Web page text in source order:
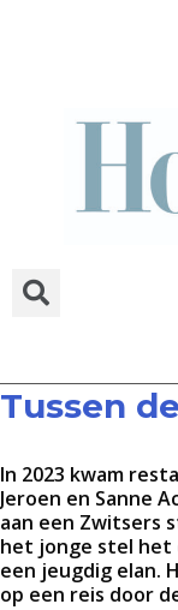
Tussen
In 2023 kwam
Jeroen en Sanne
aan een Zwitsers
het jonge stel het
een jeugdig elan.
op een reis door